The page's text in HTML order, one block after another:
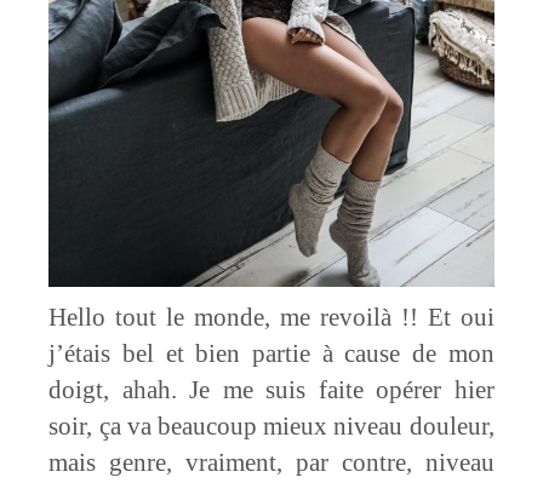
Hello tout le monde, me revoilà !! Et oui
j’étais bel et bien partie à cause de mon
doigt, ahah. Je me suis faite opérer hier
soir, ça va beaucoup mieux niveau douleur,
mais genre, vraiment, par contre, niveau